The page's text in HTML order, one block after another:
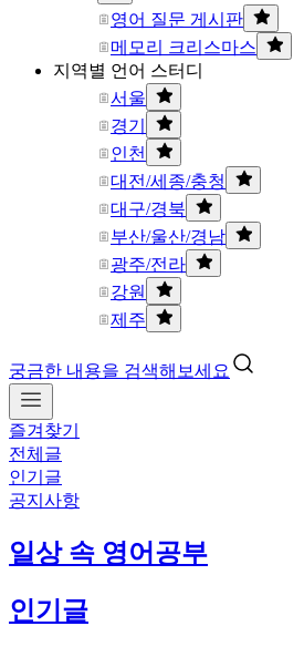
영어 질문 게시판
메모리 크리스마스
지역별 언어 스터디
서울
경기
인천
대전/세종/충청
대구/경북
부산/울산/경남
광주/전라
강원
제주
궁금한 내용을 검색해보세요
즐겨찾기
전체글
인기글
공지사항
일상 속 영어공부
인기글